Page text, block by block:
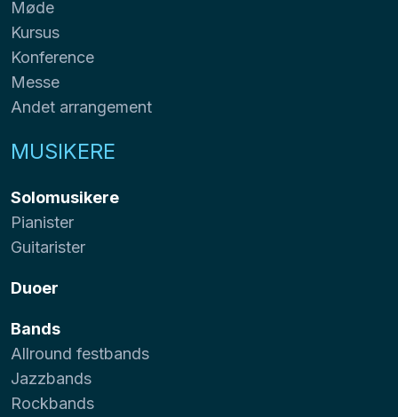
Møde
Kursus
Konference
Messe
Andet arrangement
MUSIKERE
Solomusikere
Pianister
Guitarister
Duoer
Bands
Allround festbands
Jazzbands
Rockbands